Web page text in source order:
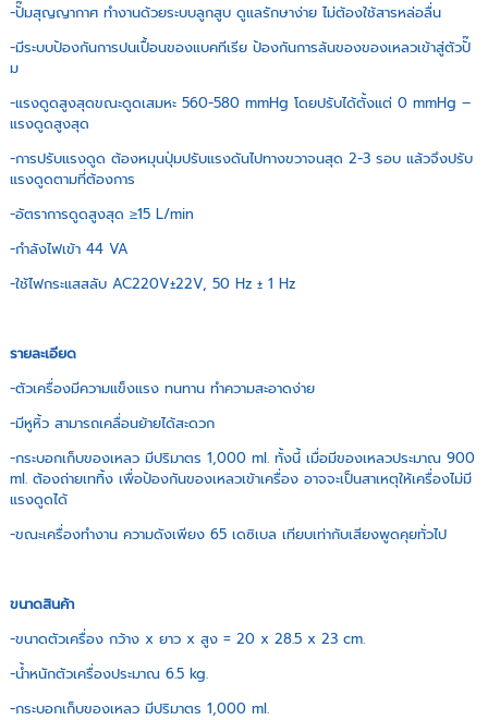
-ปั๊มสุญญากาศ ทำงานด้วยระบบลูกสูบ ดูแลรักษาง่าย ไม่ต้องใช้สารหล่อลื่น
-มีระบบป้องกันการปนเปื้อนของแบคทีเรีย ป้องกันการล้นของของเหลวเข้าสู่ตัวปั๊
ม
-แรงดูดสูงสุดขณะดูดเสมหะ 560-580 mmHg โดยปรับได้ตั้งแต่ 0 mmHg –
แรงดูดสูงสุด
-การปรับแรงดูด ต้องหมุนปุ่มปรับแรงดันไปทางขวาจนสุด 2-3 รอบ แล้วจึงปรับ
แรงดูดตามที่ต้องการ
-อัตราการดูดสูงสุด ≥15 L/min
-กำลังไฟเข้า 44 VA
-ใช้ไฟกระแสสลับ AC220V±22V, 50 Hz ± 1 Hz
รายละเอียด
-ตัวเครื่องมีความแข็งแรง ทนทาน ทำความสะอาดง่าย
-มีหูหิ้ว สามารถเคลื่อนย้ายได้สะดวก
-กระบอกเก็บของเหลว มีปริมาตร 1,000 ml. ทั้งนี้ เมื่อมีของเหลวประมาณ 900
ml. ต้องถ่ายเททิ้ง เพื่อป้องกันของเหลวเข้าเครื่อง อาจจะเป็นสาเหตุให้เครื่องไม่มี
แรงดูดได้
-ขณะเครื่องทำงาน ความดังเพียง 65 เดซิเบล เทียบเท่ากับเสียงพูดคุยทั่วไป
ขนาดสินค้า
-ขนาดตัวเครื่อง กว้าง x ยาว x สูง = 20 x 28.5 x 23 cm.
-น้ำหนักตัวเครื่องประมาณ 6.5 kg.
-กระบอกเก็บของเหลว มีปริมาตร 1,000 ml.